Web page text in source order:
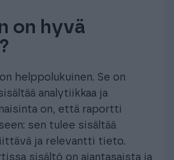
on hyvä
helppolukuinen. Se on
analytiikkaa ja
on, että raportti
sen tulee sisältää
ja relevantti tieto.
sisältö on ajantasaista ja